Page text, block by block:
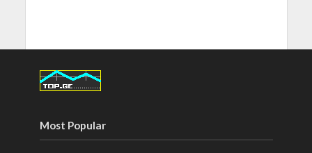
Most Popular